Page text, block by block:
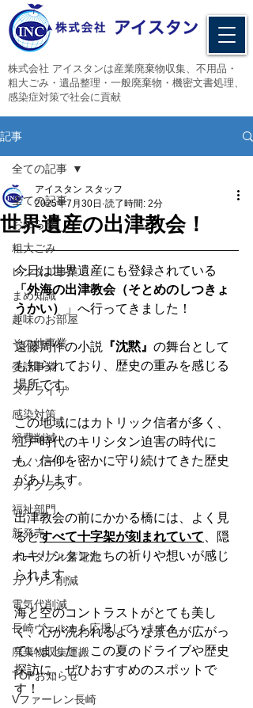
​株式会社 アイスタンは産業廃棄物収集、不用品・
粗大ごみ・遺品整理・一般廃棄物・機密文書処理、
感染症対策で社会に貢献
記事
全ての記事
お知らせ
粗大ごみ
レンタル事業
まめ知識
趣味のお部屋
その他事業
委託事業
ステライザ
感染対策
経費削減
ナノゾーン
デオグラス
福祉部門
新発売
ポータブル蓄電池
ガソリン削減
電気代削減
長崎ヴェルカを応援しています！
廃棄物収集運搬
TOPお知らせ
Vファーレン長崎
全ての記事
世界遺産の出津教会！
アイスタン スタッフ
2025年7月30日 読了時間: 2分
今日は世界遺産にも登録されている
「外海の出津教会（そとめのしつきょ
うかい）
」へ行ってきました！
遠藤周作の小説 『沈黙』 の舞台として
も知られており、歴史の重みを感じる
場所です。
この地域にはカトリック信者が多く、
江戸時代のキリシタン迫害の時代に
も、信仰を密かに守り続けてきた歴史
があります。
出津教会の前にかかる橋には、よく見
るとすべて十字架が刻まれていて 、隠
れキリシタンたちの祈りや想いが感じ
られます。
海と空のコントラストがとても美し
く、心が洗われるような景色が広がっ
ていました。この夏のドライブや歴史
探訪に、ぜひおすすめのスポットで
す！